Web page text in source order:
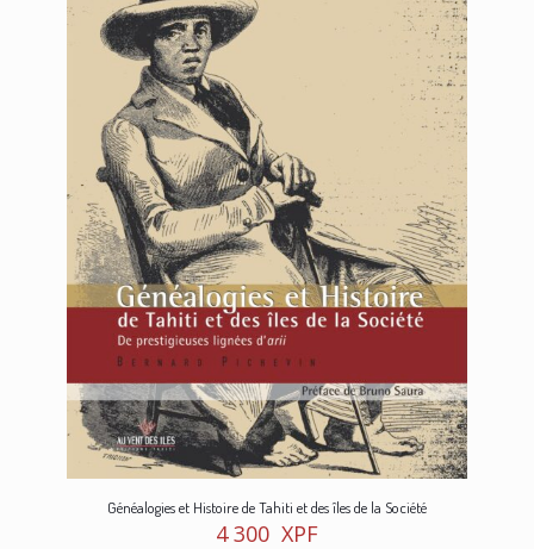
Généalogies et Histoire de Tahiti et des îles de la Société
4 300 XPF